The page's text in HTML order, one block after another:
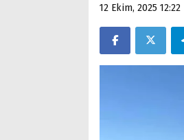
12 Ekim, 2025 12:22